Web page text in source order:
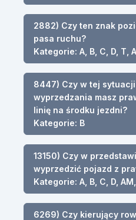
2882) Czy ten znak
pasa ruchu?
Kategorie: A, B, C, D, T,
8447) Czy w tej
wyprzedzania masz
linię na środku jezdni?
Kategorie: B
13150) Czy w
wyprzedzić pojazd z
Kategorie: A, B, C, D, AM,
6269) Czy kierujący